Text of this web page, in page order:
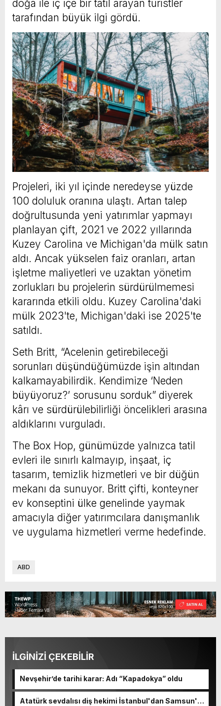
doğa ile iç içe bir tatil arayan turistler
tarafından büyük ilgi gördü.
Projeleri, iki yıl içinde neredeyse yüzde
100 doluluk oranına ulaştı. Artan talep
doğrultusunda yeni yatırımlar yapmayı
planlayan çift, 2021 ve 2022 yıllarında
Kuzey Carolina ve Michigan'da mülk satın
aldı. Ancak yükselen faiz oranları, artan
işletme maliyetleri ve uzaktan yönetim
zorlukları bu projelerin sürdürülmemesi
kararında etkili oldu. Kuzey Carolina'daki
mülk 2023'te, Michigan'daki ise 2025'te
satıldı.
Seth Britt, “Acelenin getirebileceği
sorunları düşündüğümüzde işin altından
kalkamayabilirdik. Kendimize ‘Neden
büyüyoruz?’ sorusunu sorduk” diyerek
kârı ve sürdürülebilirliği öncelikleri arasına
aldıklarını vurguladı.
The Box Hop, günümüzde yalnızca tatil
evleri ile sınırlı kalmayıp, inşaat, iç
tasarım, temizlik hizmetleri ve bir düğün
mekanı da sunuyor. Britt çifti, konteyner
ev konseptini ülke genelinde yaymak
amacıyla diğer yatırımcılara danışmanlık
ve uygulama hizmetleri verme hedefinde.
ABD
İLGİNİZİ ÇEKEBİLİR
Nevşehir’de tarihi karar: Adı “Kapadokya” oldu
Atatürk sevdalısı diş hekimi İstanbul'dan Samsun'a